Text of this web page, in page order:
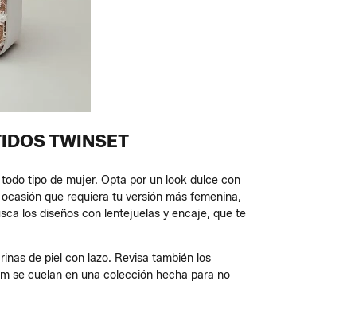
TWINSET
tipo de mujer. Opta por un look dulce con
que requiera tu versión más femenina,
los diseños con lentejuelas y encaje, que te
de piel con lazo. Revisa también los
se cuelan en una colección hecha para no